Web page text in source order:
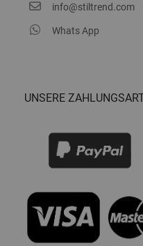
info@stiltrend.com
Whats App
UNSERE